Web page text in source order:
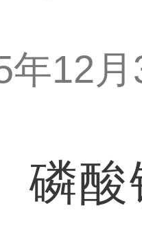
年12
铁